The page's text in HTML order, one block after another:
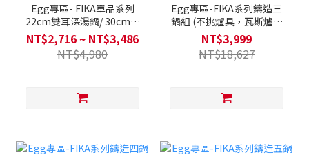
Egg專區- FIKA單品系列
22cm雙耳深湯鍋/ 30cm炒
鍋 / 26cm炒鍋 /22cm雙耳
湯鍋 / 18cm單柄湯鍋/
28cm平底鍋/ 28cm烤盤 單
NT$2,716 ~ NT$3,486
NT$4,980
Egg專區-FIKA系列鑄造三
鍋組 (不挑爐具，瓦斯爐電
磁爐可用) 送平底鍋(隨機出
貨)+矽銀配件+烘焙三件組
+多用鍋蓋
NT$3,999
NT$18,627